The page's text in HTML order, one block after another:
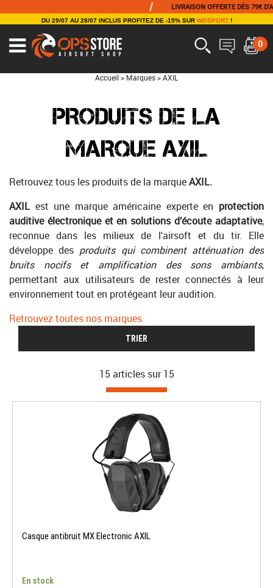
LIVRAISON OFFERTE DÈS 79€ D'ACHAT
DU 29/07 AU 28/07 INCLUS PROFITEZ DE -15% SUR WOSPORT!
0
Accueil > Marques > AXIL
PRODUITS DE LA
MARQUE AXIL
Retrouvez tous les produits de la marqueAXIL.
AXIL est une marque américaine experte en protection
auditive électronique et en solutions d’écoute adaptative,
reconnue dans les milieux de l'airsoft et du tir. Elle
développe des produits qui combinent atténuation des
bruits nocifs et amplification des sons ambiants,
permettant aux utilisateurs de rester connectés à leur
environnement tout en protégeant leur audition.
Retrouvez toutes nos marques
TRIER
15 articles sur 15
Casque antibruit MX Electronic AXIL
En stock